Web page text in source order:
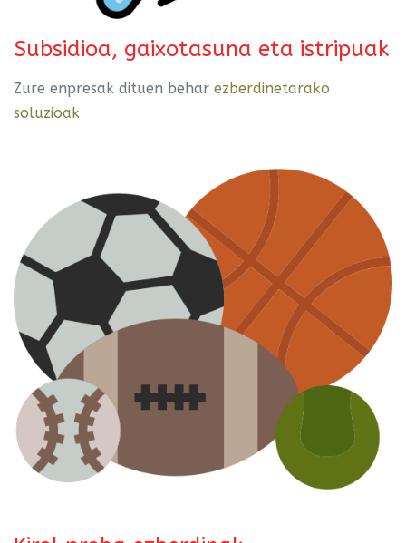
Subsidioa, gaixotasuna eta istripuak
Zure enpresak dituen behar ezberdinetarako
soluzioak